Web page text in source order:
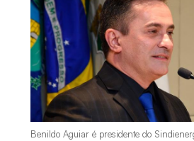
Benildo Aguiar é presidente do